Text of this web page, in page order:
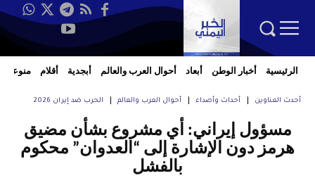
الرئيسية أخبار الوطن أبعاد أحوال العرب والعالم أبجدية أقلام منوعات
أحدث العناوين أحداث وأصداء أحوال العرب والعالم الحرب ضد إيران 2026
مسؤول إيراني: أي مشروع بشأن مضيق
هرمز دون الإشارة إلى “العدوان” محكوم
بالفشل